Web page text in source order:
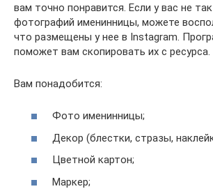
вам точно понравится. Если у вас не
фотографий именинницы, можете
что размещены у нее в Instagram.
поможет вам скопировать их с ресурса.
Вам понадобится:
Фото именинницы;
Декор (блестки, стразы,
Цветной картон;
Маркер;